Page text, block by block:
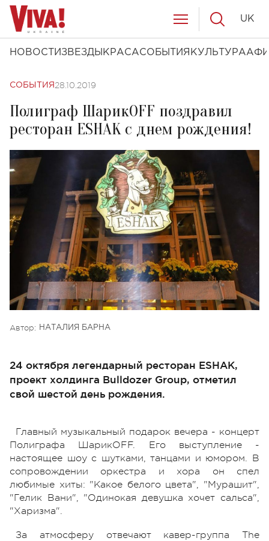
НОВОСТИ ЗВЕЗДЫ КРАСАСОБЫТИЯ КУЛЬТУРА
UK
СОБЫТИЯ 28.10.2019
Полиграф ШарикOFF поздравил
ресторан ESHAK с днем рождения!
Автор: НАТАЛИЯ БАРНА
24 октября легендарный ресторан ESHAK,
проект холдинга Bulldozer Group, отметил
свой шестой день рождения.
Главный музыкальный подарок вечера - концерт
Полиграфа ШарикOFF. Его выступление -
настоящее шоу с шутками, танцами и юмором. В
сопровождении оркестра и хора он спел
любимые хиты: "Какое белого цвета", "Мурашит",
"Гелик Вани", "Одинокая девушка хочет сальса",
"Харизма".
За атмосферу отвечают кавер-группа The